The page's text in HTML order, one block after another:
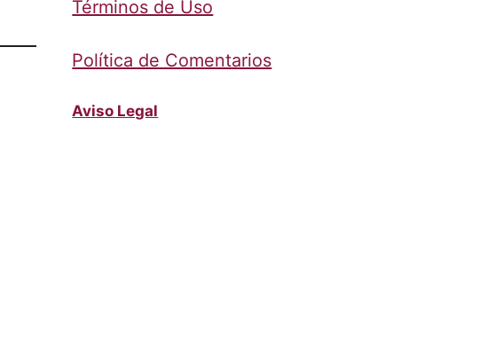
Términos de Uso
Política de Comentarios
Aviso Legal